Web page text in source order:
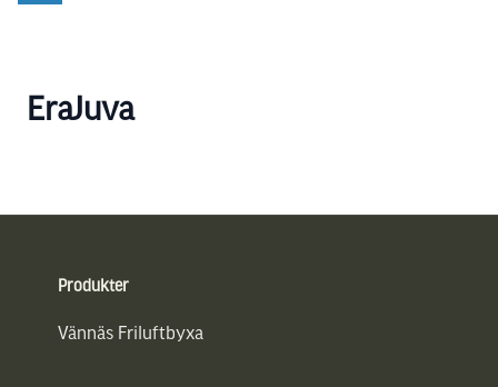
EraJuva
Produkter
Vännäs Friluftbyxa